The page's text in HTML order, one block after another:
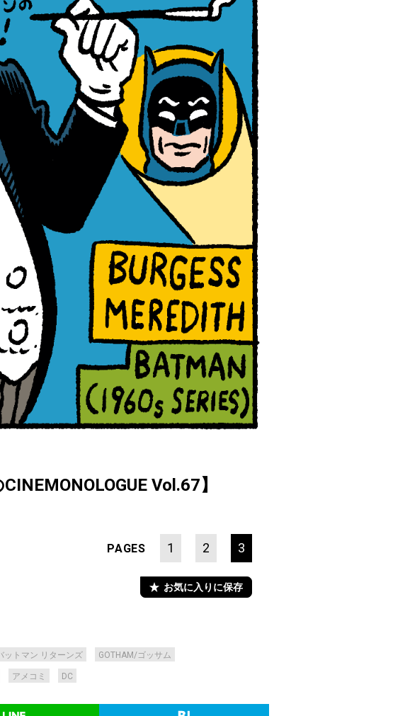
Vol.67】
PAGES 1 2 3
お気に入りに保存
ットマン リターンズ GOTHAM/ゴッサム
アメコミ DC